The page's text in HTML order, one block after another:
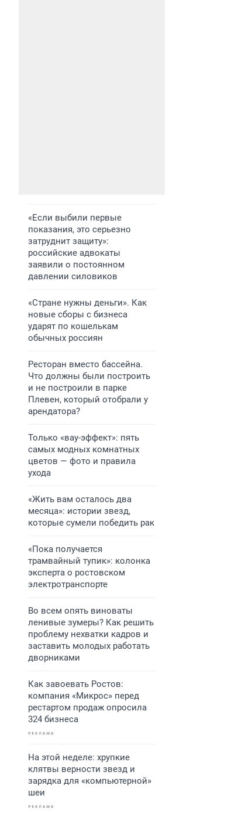
«Если выбили первые
показания, это серьезно
затруднит защиту»:
российские адвокаты
заявили о постоянном
давлении силовиков
«Стране нужны деньги». Как
новые сборы с бизнеса
ударят по кошелькам
обычных россиян
Ресторан вместо бассейна.
Что должны были построить
и не построили в парке
Плевен, который отобрали у
арендатора?
Только «вау-эффект»: пять
самых модных комнатных
цветов — фото и правила
ухода
«Жить вам осталось два
месяца»: истории звезд,
которые сумели победить рак
«Пока получается
трамвайный тупик»: колонка
эксперта о ростовском
электротранспорте
Во всем опять виноваты
ленивые зумеры? Как решить
проблему нехватки кадров и
заставить молодых работать
дворниками
Как завоевать Ростов:
компания «Микрос» перед
рестартом продаж опросила
324 бизнеса
На этой неделе: хрупкие
клятвы верности звезд и
зарядка для «компьютерной»
шеи